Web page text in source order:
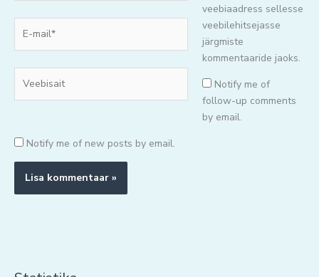
mail*
veebiaadress sellesse
veebilehitsejasse
järgmiste
kommentaaride jaoks.
Notify me of
follow-up comments
by email.
Notify me of new posts by email.